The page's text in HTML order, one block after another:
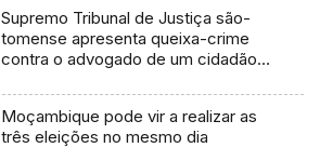
Supremo Tribunal de Justiça são-
tomense apresenta queixa-crime
contra o advogado de um cidadão
Moçambique pode vir a realizar as
três eleições no mesmo dia